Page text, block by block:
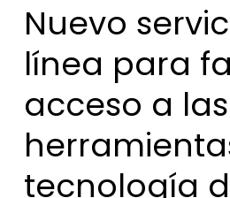
Nuevo
línea para
acceso a las
tecnología